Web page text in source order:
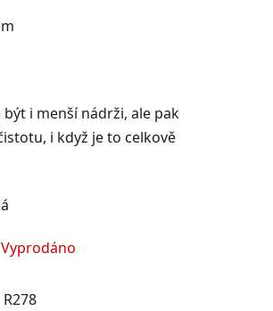
i menší nádrži, ale pak
i když je to celkově
Vyprodáno
R278